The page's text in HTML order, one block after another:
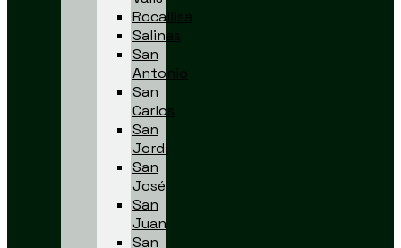
Rocallisa
Salinas
San
Antonio
San
Carlos
San
Jordi
San
José
San
Juan
San